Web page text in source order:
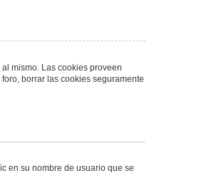
mismo. Las cookies proveen
borrar las cookies seguramente
en su nombre de usuario que se